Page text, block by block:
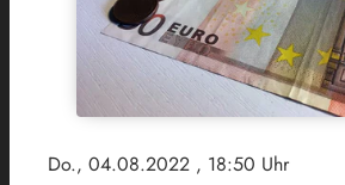
Do., 04.08.2022 , 18:50 Uhr